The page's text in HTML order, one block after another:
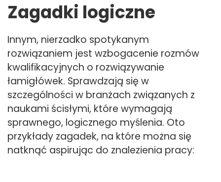
Zagadki logiczne
Innym, nierzadko spotykanym
rozwiązaniem jest wzbogacenie rozmów
kwalifikacyjnych o rozwiązywanie
łamigłówek. Sprawdzają się w
szczególności w branżach związanych z
naukami ścisłymi, które wymagają
sprawnego, logicznego myślenia. Oto
przykłady zagadek, na które można się
natknąć aspirując do znalezienia pracy: